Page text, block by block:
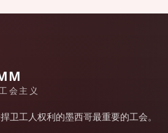
会主义
卫工人权利的墨西哥最重要的工会。